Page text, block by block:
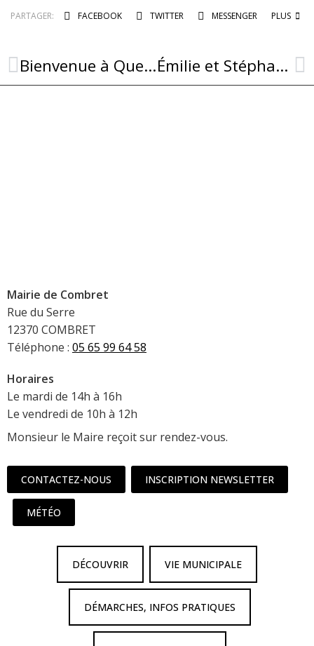
PARTAGER: FACEBOOK TWITTER MESSENGER PLUS
Bienvenue à Quentin ! Émilie et Stéphane unis par le mariage
Mairie de Combret
Rue du Serre
12370 COMBRET
Téléphone : 05 65 99 64 58
Horaires
Le mardi de 14h à 16h
Le vendredi de 10h à 12h
Monsieur le Maire reçoit sur rendez-vous.
CONTACTEZ-NOUS INSCRIPTION NEWSLETTER
MÉTÉO
DÉCOUVRIR VIE MUNICIPALE
DÉMARCHES, INFOS PRATIQUES